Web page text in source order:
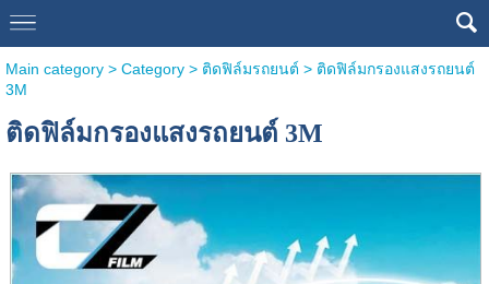
Main category> Category> ติดฟิล์มรถยนต์ > ติดฟิล์มกรองแสงรถยนต์
3M
ติดฟิล์มกรองแสงรถยนต์ 3M